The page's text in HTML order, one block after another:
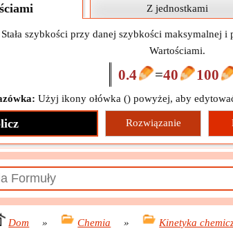
Z jednostkami
szybkości przy danej szybkości maksymalnej
Wartościami.
0.4 =40 100
Użyj ikony ołówka () powyżej, aby
Rozwiązanie
Dom » Chemia » Kinetyka